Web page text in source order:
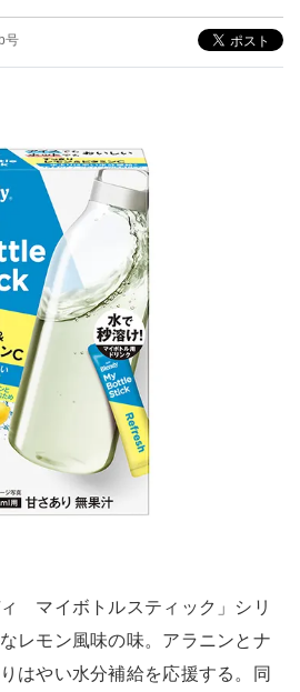
号
マイボトルスティック」シリ
レモン風味の味。アラニンとナ
はやい水分補給を応援する。同